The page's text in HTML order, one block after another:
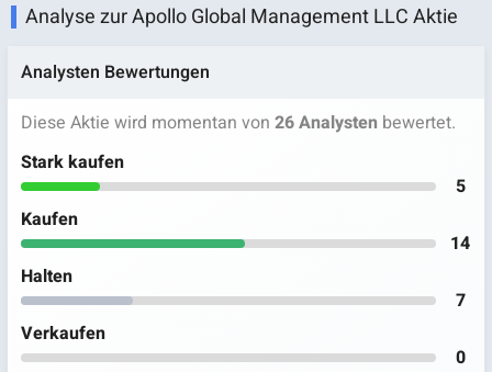
Analyse zur Apollo Global Management LLC Aktie
Analysten Bewertungen
Diese Aktie wird momentan von 26 Analysten bewertet.
Stark kaufen
5
Kaufen
14
Halten
7
Verkaufen
0